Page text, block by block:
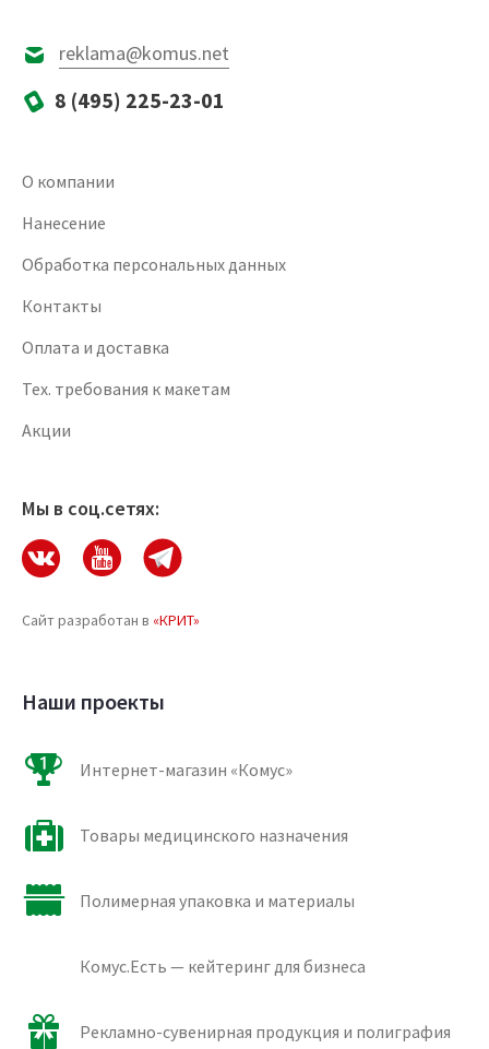
reklama@komus.net
8 (495) 225-23-01
О компании
Нанесение
Обработка персональных данных
Контакты
Оплата и доставка
Тех. требования к макетам
Акции
Мы в соц.сетях:
Сайт разработан в «КРИТ»
Наши проекты
Интернет-магазин «Комус»
Товары медицинского назначения
Полимерная упаковка и материалы
Комус.Есть — кейтеринг для бизнеса
Рекламно-сувенирная продукция и полиграфия